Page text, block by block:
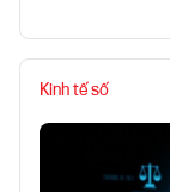
Kinh tế số